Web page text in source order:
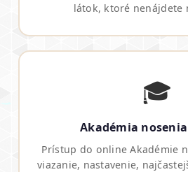
látok, ktoré nenájdete
🎓
Akadémia
Prístup do online Akadémie
viazanie, nastavenie,